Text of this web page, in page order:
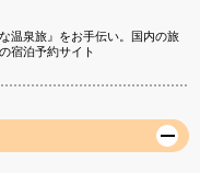
温泉旅』をお手伝い。国内の旅
宿泊予約サイト